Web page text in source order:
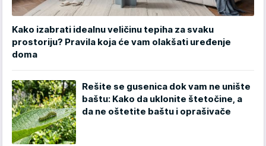
Kako izabrati idealnu veličinu tepiha za svaku
prostoriju? Pravila koja će vam olakšati uređenje
doma
Rešite se gusenica dok vam ne unište
baštu: Kako da uklonite štetočine, a
da ne oštetite baštu i oprašivače